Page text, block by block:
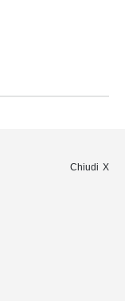
Chiudi